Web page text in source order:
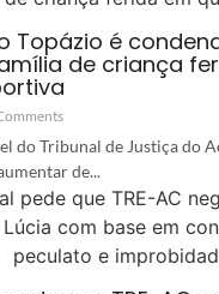
Topázio é
de criança
do Tribunal de Justiça do
de...